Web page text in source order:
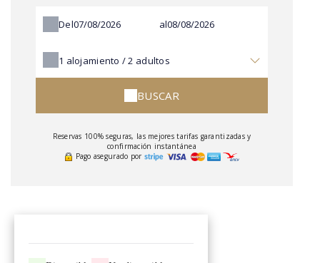
Del al
1 alojamiento /2 adultos
BUSCAR
Reservas 100% seguras, las mejores tarifas garantizadas y
confirmación instantánea
Pago asegurado por